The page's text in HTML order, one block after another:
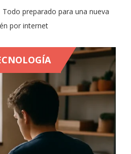
preparado para una nueva
por internet